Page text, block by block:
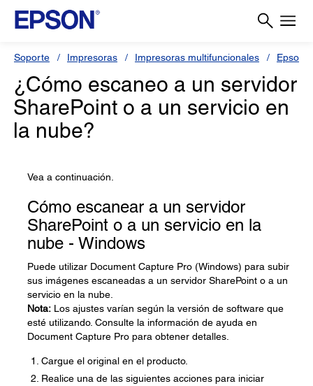
Soporte Impresoras Impresoras multifuncionales Epson
¿Cómo escaneo a un servidor
SharePoint o a un servicio en
la nube?
Vea a continuación.
Cómo escanear a un servidor
SharePoint o a un servicio en la
nube - Windows
Puede utilizar Document Capture Pro (Windows) para subir
sus imágenes escaneadas a un servidor SharePoint o a un
servicio en la nube.
Nota: Los ajustes varían según la versión de software que
esté utilizando. Consulte la información de ayuda en
Document Capture Pro para obtener detalles.
Cargue el original en el producto.
Realice una de las siguientes acciones para iniciar